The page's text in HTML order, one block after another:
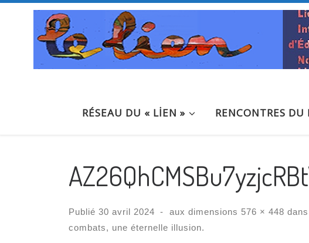
Passer au contenu
RÉSEAU DU « LİEN » RENCONTRES DU
Publié 30 avril 2024 - aux dimensions 576 × 448 dans
combats, une éternelle illusion.